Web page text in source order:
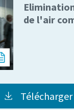
de l'air
Télécharger